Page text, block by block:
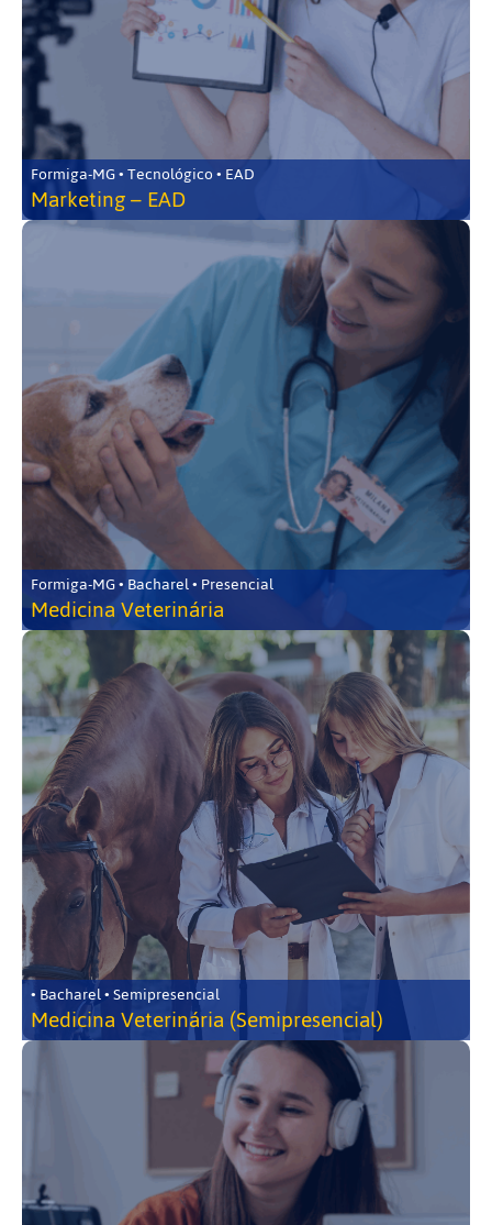
Formiga-MG • Tecnológico • EAD
Marketing – EAD
Formiga-MG • Bacharel • Presencial
Medicina Veterinária
• Bacharel • Semipresencial
Medicina Veterinária (Semipresencial)